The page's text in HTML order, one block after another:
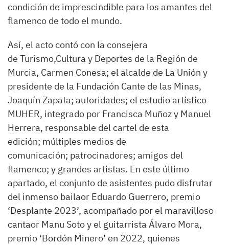
condición de imprescindible para los amantes del
flamenco de todo el mundo.
Así, el acto contó con la consejera
de Turismo,Cultura y Deportes de la Región de
Murcia, Carmen Conesa; el alcalde de La Unión y
presidente de la Fundación Cante de las Minas,
Joaquín Zapata; autoridades; el estudio artístico
MUHER, integrado por Francisca Muñoz y Manuel
Herrera, responsable del cartel de esta
edición; múltiples medios de
comunicación; patrocinadores; amigos del
flamenco; y grandes artistas. En este último
apartado, el conjunto de asistentes pudo disfrutar
del inmenso bailaor Eduardo Guerrero, premio
‘Desplante 2023’, acompañado por el maravilloso
cantaor Manu Soto y el guitarrista Álvaro Mora,
premio ‘Bordón Minero’ en 2022, quienes